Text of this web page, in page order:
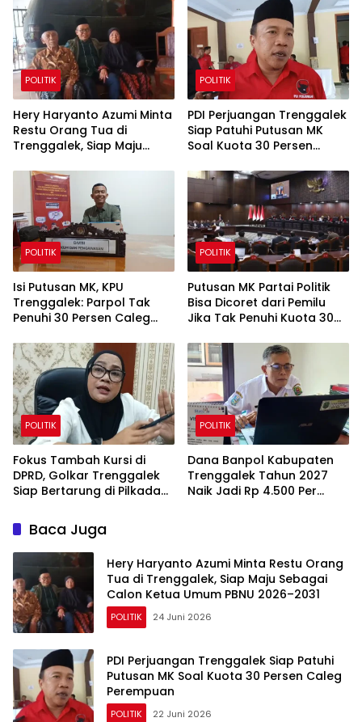
POLITIK
Hery Haryanto Azumi Minta
Restu Orang Tua di
Trenggalek, Siap Maju
Umum PBNU 2026–2031
POLITIK
PDI Perjuangan Trenggalek
Siap Patuhi Putusan MK
Soal Kuota 30 Persen
POLITIK
Isi Putusan MK, KPU
Trenggalek: Parpol Tak
Penuhi 30 Persen Caleg
POLITIK
Putusan MK Partai Politik
Bisa Dicoret dari Pemilu
Jika Tak Penuhi Kuota 30
POLITIK
Fokus Tambah Kursi di
DPRD, Golkar Trenggalek
Siap Bertarung di Pilkada
POLITIK
Dana Banpol Kabupaten
Trenggalek Tahun 2027
Naik Jadi Rp 4.500 Per
Baca Juga
Hery Haryanto Azumi Minta Restu Orang
Tua di Trenggalek, Siap Maju Sebagai
Calon Ketua Umum PBNU 2026–2031
POLITIK 24 Juni 2026
PDI Perjuangan Trenggalek Siap Patuhi
Putusan MK Soal Kuota 30 Persen Caleg
Perempuan
POLITIK 22 Juni 2026